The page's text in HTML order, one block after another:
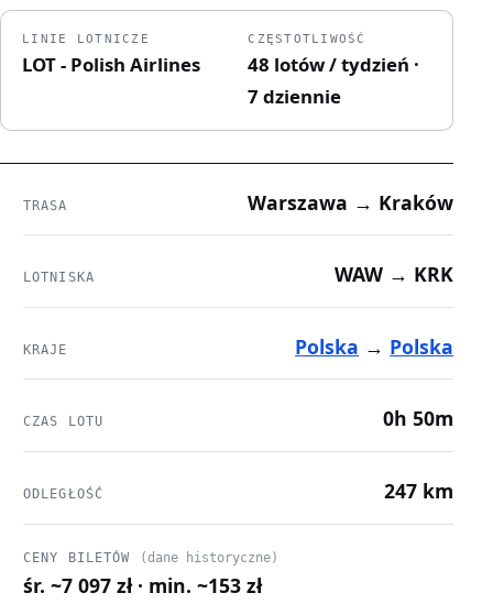
LINIE LOTNICZE
LOT - Polish Airlines
CZĘSTOTLIWOŚĆ
48 lotów / tydzień ·
7 dziennie
TRASA Warszawa → Kraków
LOTNISKA WAW → KRK
KRAJE Polska → Polska
CZAS LOTU 0h 50m
ODLEGŁOŚĆ 247 km
CENY BILETÓW (dane historyczne)
śr. ~7 097 zł · min. ~153 zł